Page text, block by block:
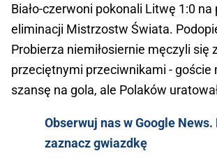
Biało-czerwoni pokonali Litwę 1:0
eliminacji Mistrzostw Świata.
Probierza niemiłosiernie męczyli się
przeciętnymi przeciwnikami - goście
szansę na gola, ale Polaków
Obserwuj nas w Google
zaznacz gwiazdkę